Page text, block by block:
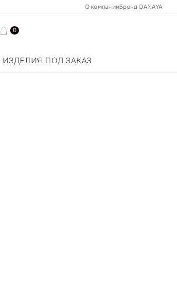
О компанииБренд DANAYA
0
ИЗДЕЛИЯ ПОД ЗАКАЗ